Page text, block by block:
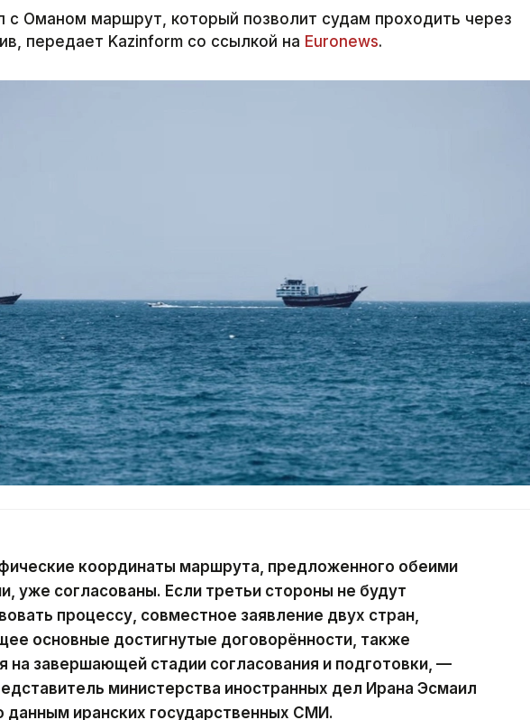
с Оманом маршрут, который позволит судам проходить через
передает Kazinform со ссылкой на Euronews.
координаты маршрута, предложенного обеими
уже согласованы. Если третьи стороны не будут
процессу, совместное заявление двух стран,
основные достигнутые договорённости, также
на завершающей стадии согласования и подготовки, —
министерства иностранных дел Ирана Эсмаил
данным иранских государственных СМИ.